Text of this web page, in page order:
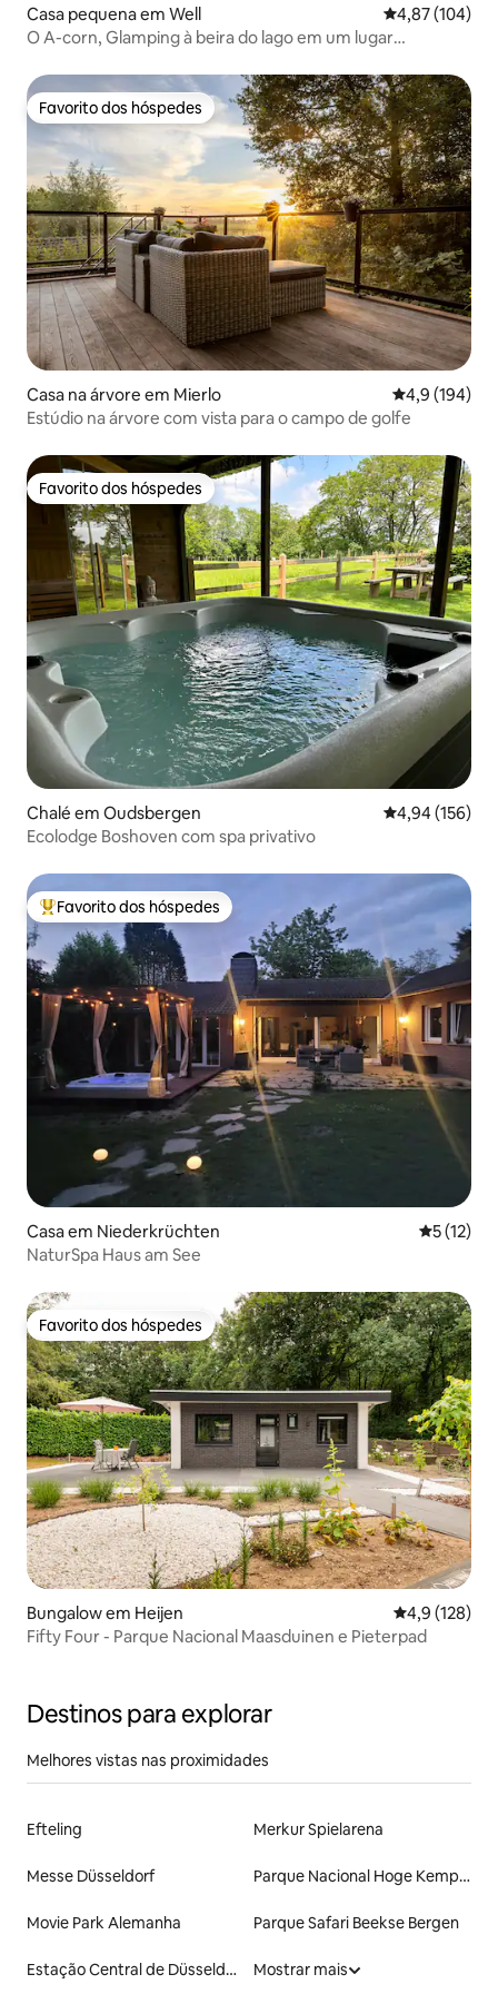
Casa pequena em Well Classificação
4,87 (104)
O A-corn, Glamping à beira do lago em um lugar
Favorito dos hóspedes
Favorito dos hóspedes
Casa na árvore em Mierlo Classificação
4,9 (194)
Estúdio na árvore com vista para o campo de golfe
Favorito dos hóspedes
Favorito dos hóspedes
Chalé em Oudsbergen Classificação
4,94 (156)
Ecolodge Boshoven com spa privativo
Favoritos dos hóspedes mais apreciados
Favorito dos hóspedes
Casa em Niederkrüchten
5 (12)
NaturSpa Haus am See
Favorito dos hóspedes
Favorito dos hóspedes
Bungalow em Heijen Classificação
4,9 (128)
Fifty Four - Parque Nacional Maasduinen e Pieterpad
Destinos para explorar
Melhores vistas nas proximidades
Efteling Merkur Spielarena
Messe Düsseldorf Parque Nacional Hoge Kempen
Movie Park Alemanha Parque Safari Beekse Bergen
Estação Central de Düsseldorf Mostrar mais